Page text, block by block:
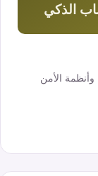
الأمن